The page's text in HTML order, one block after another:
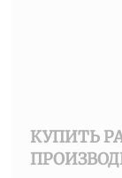
КУПИТЬ